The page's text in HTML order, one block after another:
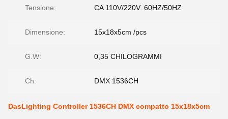
Tensione: CA 110V/220V. 60HZ/50HZ
Dimensione: 15x18x5cm /pcs
G.W: 0,35 CHILOGRAMMI
Ch: DMX 1536CH
DasLighting Controller 1536CH DMX compatto 15x18x5cm